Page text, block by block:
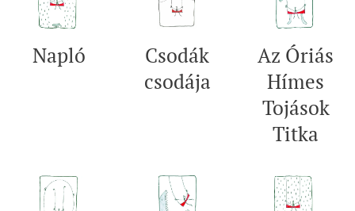
Napló
Csodák
csodája
Az Óriás
Hímes
Tojások
Titka